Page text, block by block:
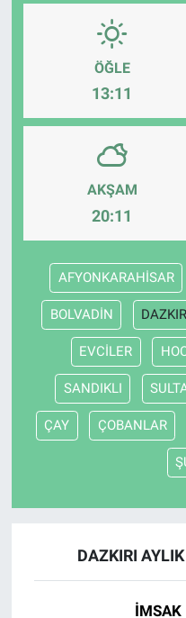
ÖĞLE
13:11
AKŞAM
20:11
AFYONKARAHİSAR
BOLVADİN
EVCİLER
SANDIKLI
ÇAY ÇOBANLAR
DAZKIRI
İMSAK